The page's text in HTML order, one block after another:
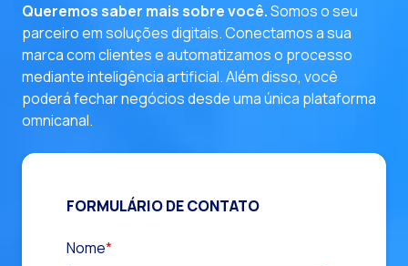
Queremos saber mais sobre você.Somos o seu
parceiro em soluções digitais. Conectamos a sua
marca com clientes e automatizamos o processo
mediante inteligência artificial. Além disso, você
poderá fechar negócios desde uma única plataforma
omnicanal.
FORMULÁRIO DE CONTATO
Nome*